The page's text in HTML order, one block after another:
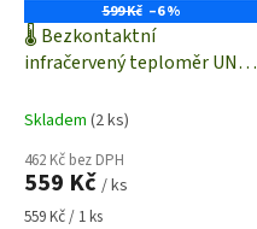
599 Kč –6 %
🌡️ Bezkontaktní
infračervený teploměr UNI-
optika 6:1
Skladem (2 ks)
462 Kč bez DPH
559 Kč / ks
Měrná
559 Kč / 1 ks